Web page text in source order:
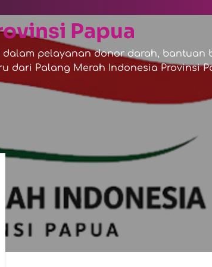
Papua
pelayanan donor darah, bantuan
dari Palang Merah Indonesia Provinsi